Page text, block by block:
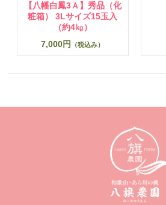
【八幡白鳳3Ａ】秀品（化
粧箱） 3Lサイズ15玉入
（約4㎏）
7,000円
（税込み）